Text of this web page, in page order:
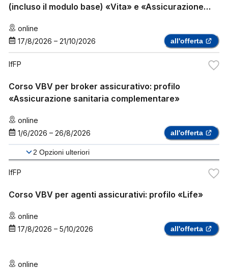
(incluso il modulo base) «Vita» e «Assicurazione
online
17/8/2026 – 21/10/2026 all'offerta
IfFP
Corso VBV per broker assicurativo: profilo
«Assicurazione sanitaria complementare»
online
1/6/2026 – 26/8/2026 all'offerta
2 Opzioni ulteriori
IfFP
Corso VBV per agenti assicurativi: profilo «Life»
online
17/8/2026 – 5/10/2026 all'offerta
online